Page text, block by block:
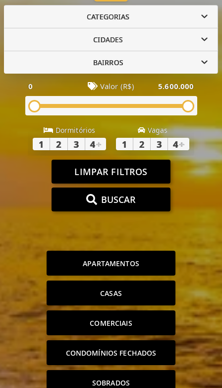
CATEGORIAS
CIDADES
BAIRROS
0 Valor (R$) 5.600.000
Dormitórios
1 2 3 4+
Vagas
1 2 3 4+
LIMPAR FILTROS
BUSCAR
APARTAMENTOS
CASAS
COMERCIAIS
CONDOMÍNIOS FECHADOS
SOBRADOS